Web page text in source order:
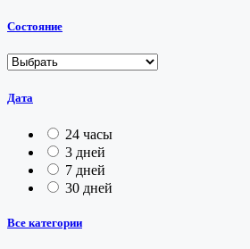
Состояние
Дата
24 часы
3 дней
7 дней
30 дней
Все категории